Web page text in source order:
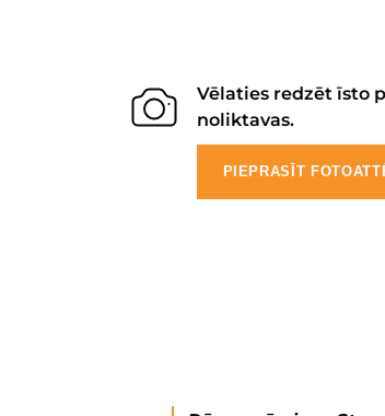
Vēlaties redzēt īsto
noliktavas.
PIEPRASĪT